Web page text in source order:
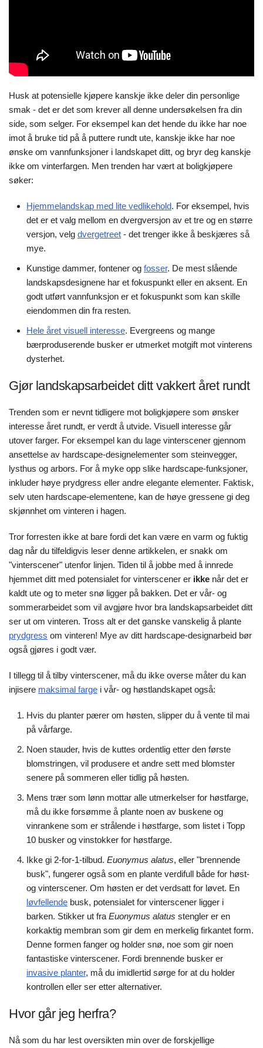
Husk at potensielle kjøpere kanskje ikke deler din personlige
smak - det er det som krever all denne undersøkelsen fra din
side, som selger. For eksempel kan det hende du ikke har noe
imot å bruke tid på å puttere rundt ute, kanskje ikke har noe
ønske om vannfunksjoner i landskapet ditt, og bryr deg kanskje
ikke om vinterfargen. Men trenden har vært at boligkjøpere
søker:
Hjemmelandskap med lite vedlikehold. For eksempel, hvis
det er et valg mellom en dvergversjon av et tre og en større
versjon, velg dvergetreet - det trenger ikke å beskjæres så
mye.
Kunstige dammer, fontener og fosser. De mest slående
landskapsdesignene har et fokuspunkt eller en aksent. En
godt utført vannfunksjon er et fokuspunkt som kan skille
eiendommen din fra resten.
Hele året visuell interesse. Evergreens og mange
bærproduserende busker er utmerket motgift mot vinterens
dysterhet.
Gjør landskapsarbeidet ditt vakkert året rundt
Trenden som er nevnt tidligere mot boligkjøpere som ønsker
interesse året rundt, er verdt å utvide. Visuell interesse går
utover farger. For eksempel kan du lage vinterscener gjennom
ansettelse av hardscape-designelementer som steinvegger,
lysthus og arbors. For å myke opp slike hardscape-funksjoner,
inkluder høye prydgress eller andre elegante elementer. Faktisk,
selv uten hardscape-elementene, kan de høye gressene gi deg
skjønnhet om vinteren i hagen.
Tror forresten ikke at bare fordi det kan være en varm og fuktig
dag når du tilfeldigvis leser denne artikkelen, er snakk om
"vinterscener" utenfor linjen. Tiden til å jobbe med å innrede
hjemmet ditt med potensialet for vinterscener er ikke når det er
kaldt ute og to meter snø ligger på bakken. Det er vår- og
sommerarbeidet som vil avgjøre hvor bra landskapsarbeidet ditt
ser ut om vinteren. Tross alt er det ganske vanskelig å plante
prydgress om vinteren! Mye av ditt hardscape-designarbeid bør
også gjøres i godt vær.
I tillegg til å tilby vinterscener, må du ikke overse måter du kan
injisere maksimal farge i vår- og høstlandskapet også:
Hvis du planter pærer om høsten, slipper du å vente til mai
på vårfarge.
Noen stauder, hvis de kuttes ordentlig etter den første
blomstringen, vil produsere et andre sett med blomster
senere på sommeren eller tidlig på høsten.
Mens trær som lønn mottar alle utmerkelser for høstfarge,
må du ikke forsømme å plante noen av buskene og
vinrankene som er strålende i høstfarge, som listet i Topp
10 busker og vinstokker for høstfarge.
Ikke gi 2-for-1-tilbud. Euonymus alatus, eller "brennende
busk", fungerer også som en plante verdifull både for høst-
og vinterscener. Om høsten er det verdsatt for løvet. En
løvfellende busk, potensialet for vinterscener ligger i
barken. Stikker ut fra Euonymus alatus stengler er en
korkaktig membran som gir dem en merkelig firkantet form.
Denne formen fanger og holder snø, noe som gir noen
fantastiske vinterscener. Fordi brennende busker er
invasive planter, må du imidlertid sørge for at du holder
kontrollen eller ser etter alternativer.
Hvor går jeg herfra?
Nå som du har lest oversikten min over de forskjellige